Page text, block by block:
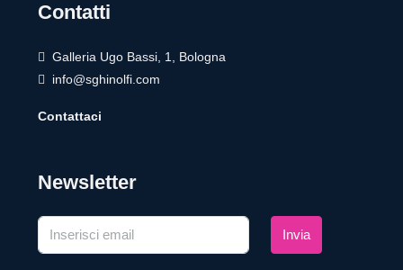
Contatti
Galleria Ugo Bassi, 1, Bologna
info@sghinolfi.com
Contattaci
Newsletter
Invia